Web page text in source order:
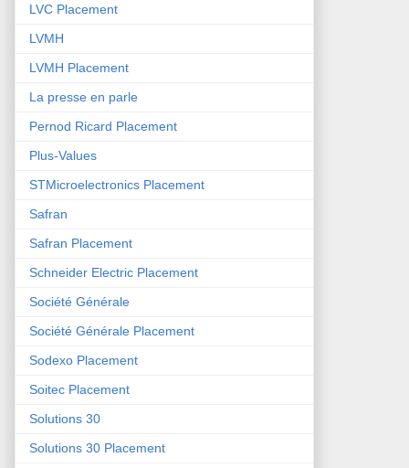
LVC Placement
LVMH
LVMH Placement
La presse en parle
Pernod Ricard Placement
Plus-Values
STMicroelectronics Placement
Safran
Safran Placement
Schneider Electric Placement
Société Générale
Société Générale Placement
Sodexo Placement
Soitec Placement
Solutions 30
Solutions 30 Placement